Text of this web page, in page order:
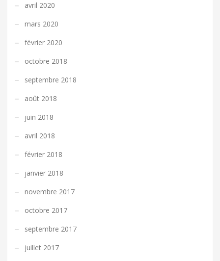
avril 2020
mars 2020
février 2020
octobre 2018
septembre 2018
août 2018
juin 2018
avril 2018
février 2018
janvier 2018
novembre 2017
octobre 2017
septembre 2017
juillet 2017